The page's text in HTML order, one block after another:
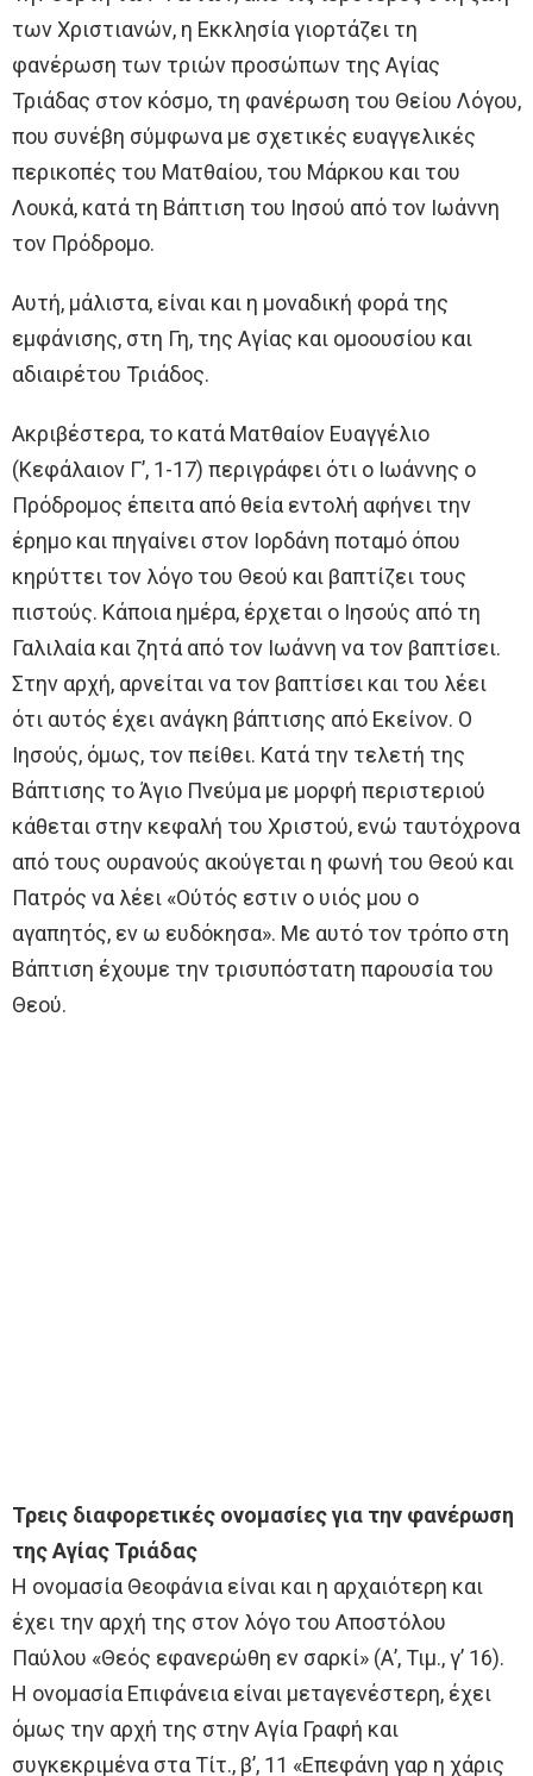
των Χριστιανών, η Εκκλησία γιορτάζει τη
φανέρωση των τριών προσώπων της Αγίας
Τριάδας στον κόσμο, τη φανέρωση του Θείου Λόγου,
που συνέβη σύμφωνα με σχετικές ευαγγελικές
περικοπές του Ματθαίου, του Μάρκου και του
Λουκά, κατά τη Βάπτιση του Ιησού από τον Ιωάννη
τον Πρόδρομο.
Αυτή, μάλιστα, είναι και η μοναδική φορά της
εμφάνισης, στη Γη, της Αγίας και ομοουσίου και
αδιαιρέτου Τριάδος.
Ακριβέστερα, το κατά Ματθαίον Ευαγγέλιο
(Κεφάλαιον Γ’, 1-17) περιγράφει ότι ο Ιωάννης ο
Πρόδρομος έπειτα από θεία εντολή αφήνει την
έρημο και πηγαίνει στον Ιορδάνη ποταμό όπου
κηρύττει τον λόγο του Θεού και βαπτίζει τους
πιστούς. Κάποια ημέρα, έρχεται ο Ιησούς από τη
Γαλιλαία και ζητά από τον Ιωάννη να τον βαπτίσει.
Στην αρχή, αρνείται να τον βαπτίσει και του λέει
ότι αυτός έχει ανάγκη βάπτισης από Εκείνον. Ο
Ιησούς, όμως, τον πείθει. Κατά την τελετή της
Βάπτισης το Άγιο Πνεύμα με μορφή περιστεριού
κάθεται στην κεφαλή του Χριστού, ενώ ταυτόχρονα
από τους ουρανούς ακούγεται η φωνή του Θεού και
Πατρός να λέει «Ούτός εστιν ο υιός μου ο
αγαπητός, εν ω ευδόκησα». Με αυτό τον τρόπο στη
Βάπτιση έχουμε την τρισυπόστατη παρουσία του
Θεού.
Τρεις διαφορετικές ονομασίες για την φανέρωση
της Αγίας Τριάδας
Η ονομασία Θεοφάνια είναι και η αρχαιότερη και
έχει την αρχή της στον λόγο του Αποστόλου
Παύλου «Θεός εφανερώθη εν σαρκί» (Α’, Τιμ., γ’ 16).
Η ονομασία Επιφάνεια είναι μεταγενέστερη, έχει
όμως την αρχή της στην Αγία Γραφή και
συγκεκριμένα στα Τίτ., β’, 11 «Επεφάνη γαρ η χάρις